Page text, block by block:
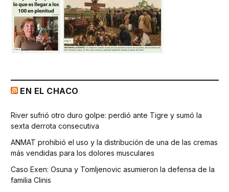
EN EL CHACO
River sufrió otro duro golpe: perdió ante Tigre y sumó la
sexta derrota consecutiva
ANMAT prohibió el uso y la distribución de una de las cremas
más vendidas para los dolores musculares
Caso Exen: Osuna y Tomljenovic asumieron la defensa de la
familia Clinis